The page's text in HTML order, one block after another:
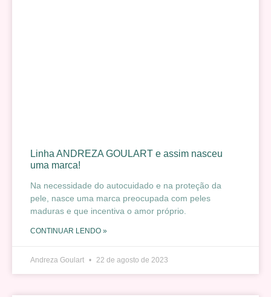
Linha ANDREZA GOULART e assim nasceu
uma marca!
Na necessidade do autocuidado e na proteção da
pele, nasce uma marca preocupada com peles
maduras e que incentiva o amor próprio.
CONTINUAR LENDO »
Andreza Goulart 22 de agosto de 2023